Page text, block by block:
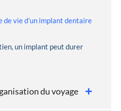
de vie d’un implant dentaire
un implant peut durer
du voyage